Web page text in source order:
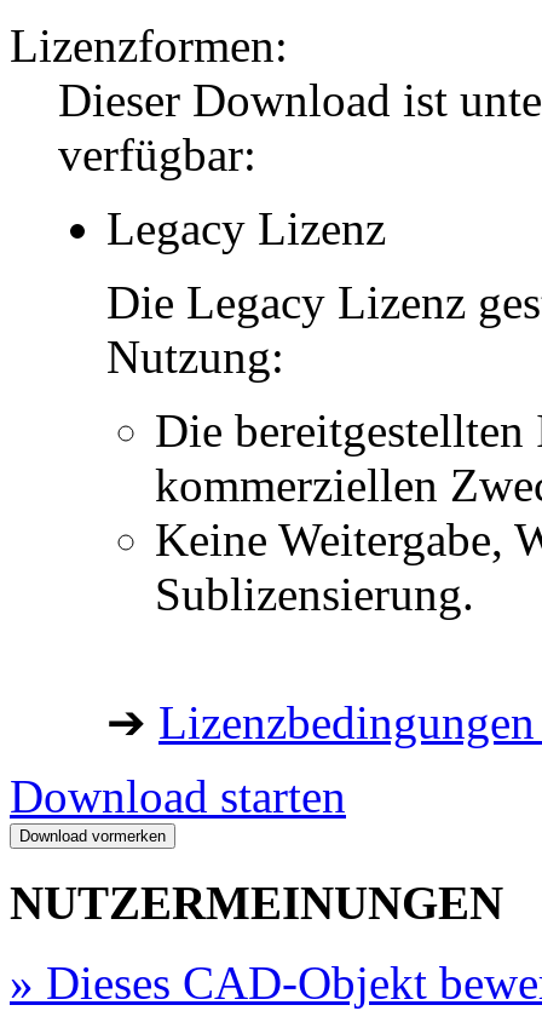
Lizenzformen:
Dieser Download ist
verfügbar:
Legacy Lizenz
Die Legacy Lizenz
Nutzung:
Die
kommerziellen
Keine Weitergabe,
Sublizensierung.
➔
Download starten
NUTZERMEINUNGEN
» Dieses CAD-Objekt